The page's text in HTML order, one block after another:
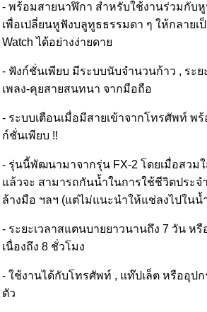
- พร้อมสายนาฬิกา สำหรับใช้งานร่วมกับหู
เพื่อเปลี่ยนหูฟังบลูทูธธรรมดา ๆ ให้กลายเ
Watch ได้อย่างง่ายดาย
- ฟังก์ชั่นเพียบ มีระบบนับจำนวนก้าว , ระย
เพลง-คุยสายสนทนา จากมือถือ
- ระบบเตือนเมื่อมีสายเข้าจากโทรศัพท์ พร้
ก์ชั่นเพียบ !!
- รุ่นนี้พัฒนามาจากรุ่น FX-2 โดยเมื่อสวม
แล้วจะ สามารถกันน้ำในการใช้ชีวิตประจ
ล้างมือ ฯลฯ (แต่ไม่แนะนำให้แช่ลงไปใน
- ระยะเวลาสแตนบายยาวนานถึง 7 วัน หรื
เนื่องถึง 8 ชั่วโมง
- ใช้งานได้กับโทรศัพท์ , แท๊ปเล็ต หรืออุ
ตัว